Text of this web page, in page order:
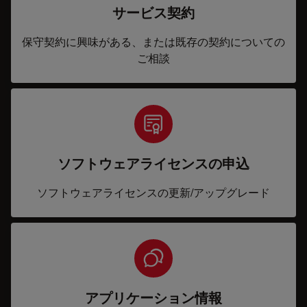
サービス契約
保守契約に興味がある、または既存の契約についての
ご相談
ソフトウェアライセンスの申込
ソフトウェアライセンスの更新/アップグレード
アプリケーション情報